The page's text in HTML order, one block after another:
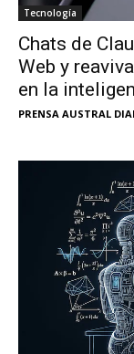
Tecnología
Chats de
Web y
en la
PRENSA AUSTRAL